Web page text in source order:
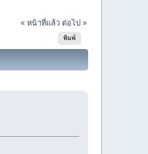
« หน้าที่แล้ว ต่อไป »
พิมพ์